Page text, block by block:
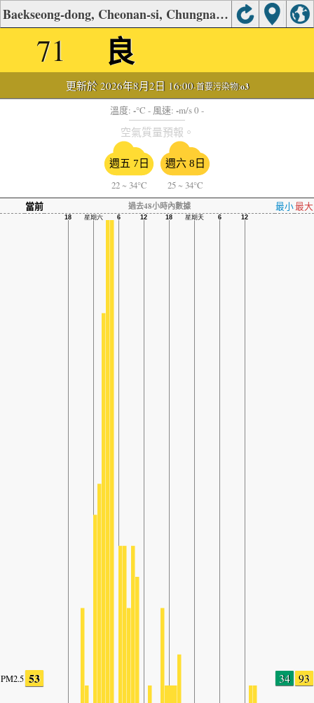
Baekseong-dong, Cheonan-si, Chungnam空氣質量
71 良
更新於 2026年8月2日 16:00-首要污染物:o3
溫度: -°C - 風速: -m/s 0 -
空氣質量預報。
週五 7日
22 ~ 34°C
週六 8日
25 ~ 34°C
當前
過去48小時內數據 最小最大
PM2.5 53 34 93